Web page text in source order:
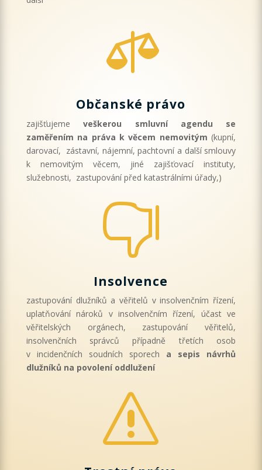

Občanské právo
zajišťujemeveškerou smluvní agendu se
zaměřením na práva k věcem nemovitým (kupní,
darovací, zástavní, nájemní, pachtovní a další smlouvy
k nemovitým věcem, jiné zajišťovací instituty,
služebnosti, zastupování před katastrálními úřady,)

Insolvence
zastupování dlužníků a věřitelů v insolvenčním řízení,
uplatňování nároků v insolvenčním řízení, účast ve
věřitelských orgánech, zastupování věřitelů,
insolvenčních správců případně třetích osob
v incidenčních soudních sporech a sepis návrhů
dlužníků na povolení oddlužení
s